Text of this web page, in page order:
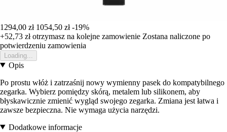
1294,00 zł 1054,50 zł -19%
+52,73 złotrzymasz na kolejne zamowienie Zostana naliczone po
potwierdzeniu zamowienia
Loading...
Opis
Po prostu włóż i zatrzaśnij nowy wymienny pasek do kompatybilnego
zegarka. Wybierz pomiędzy skórą, metalem lub silikonem, aby
błyskawicznie zmienić wygląd swojego zegarka. Zmiana jest łatwa i
zawsze bezpieczna. Nie wymaga użycia narzędzi.
Dodatkowe informacje